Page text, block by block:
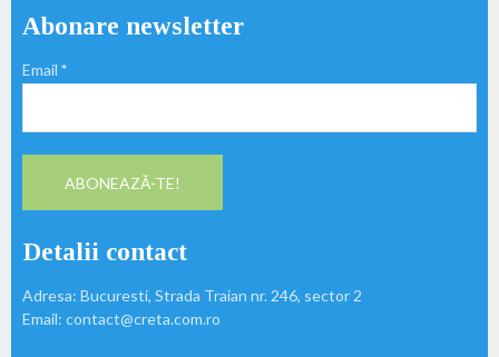
Abonare newsletter
Email *
Detalii contact
Adresa: Bucuresti, Strada Traian nr. 246, sector 2
Email: contact@creta.com.ro